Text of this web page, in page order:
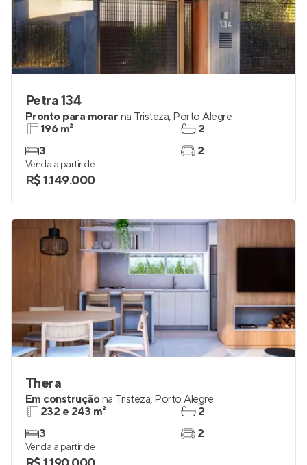
Petra 134
Pronto para morar na Tristeza, Porto Alegre
196 m²
3
2
2
Venda a partir de
R$ 1.149.000
Thera
Em construçãona Tristeza, Porto Alegre
232 e 243 m²
3
2
2
Venda a partir de